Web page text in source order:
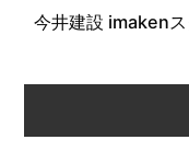
今井建設 imaken